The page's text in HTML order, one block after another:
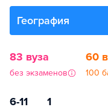
География
83 вуза
без экзаменов
60
100
6-11 1